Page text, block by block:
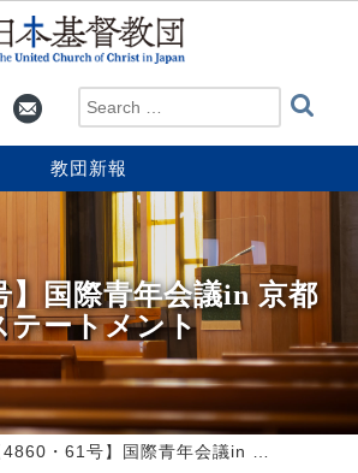
教団新報
】国際青年会議in 京都
テートメント
【4860・61号】国際青年会議in 京都 ステートメント